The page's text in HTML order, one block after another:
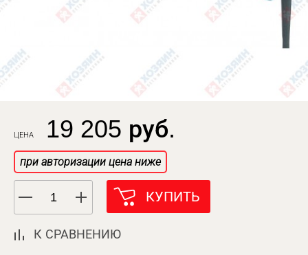
ЦЕНА 19 205 руб.
при авторизации цена ниже
КУПИТЬ
К СРАВНЕНИЮ